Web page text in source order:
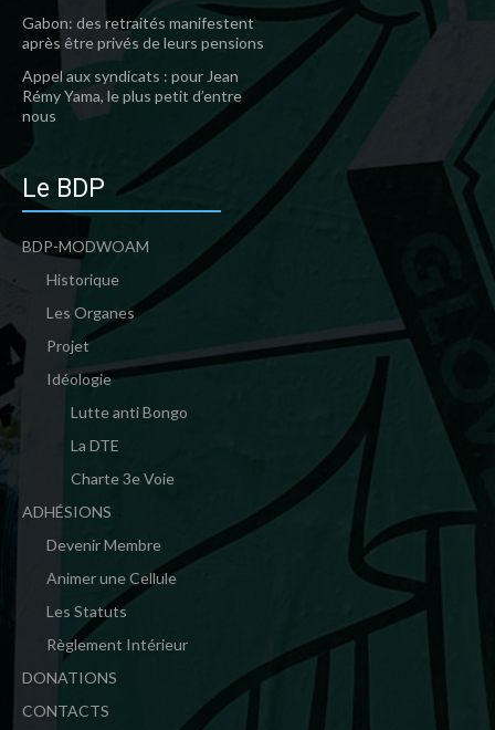
Gabon: des retraités manifestent
après être privés de leurs pensions
Appel aux syndicats : pour Jean
Rémy Yama, le plus petit d’entre
nous
Le BDP
BDP-MODWOAM
Historique
Les Organes
Projet
Idéologie
Lutte anti Bongo
La DTE
Charte 3e Voie
ADHÉSIONS
Devenir Membre
Animer une Cellule
Les Statuts
Règlement Intérieur
DONATIONS
CONTACTS